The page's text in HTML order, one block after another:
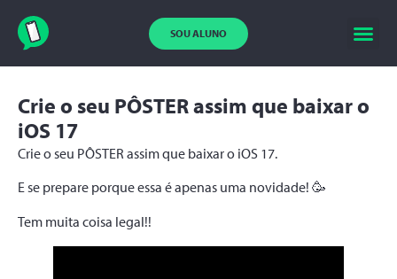
SOU ALUNO
Crie o seu PÔSTER assim que baixar o
iOS 17
Crie o seu PÔSTER assim que baixar o iOS 17.
E se prepare porque essa é apenas uma novidade! 🥳
Tem muita coisa legal!!